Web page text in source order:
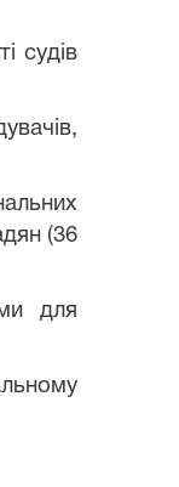
судів
(36
для